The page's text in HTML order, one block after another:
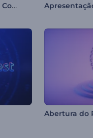
Logotipo Revelador Chama Colorida